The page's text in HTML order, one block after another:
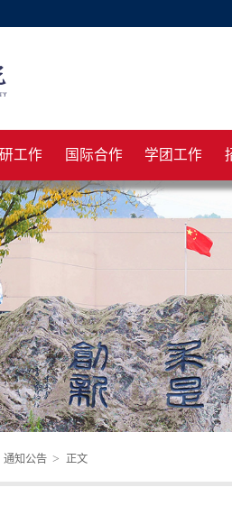
工作 国际合作 学团工作
通知公告 > 正文